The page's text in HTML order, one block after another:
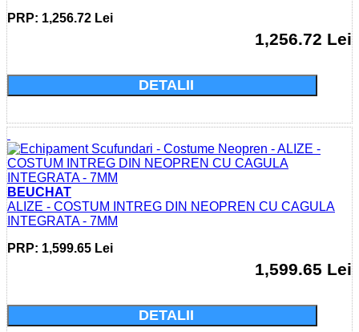
PRP: 1,256.72 Lei
1,256.72 Lei
DETALII
BEUCHAT
ALIZE - COSTUM INTREG DIN NEOPREN CU CAGULA
INTEGRATA - 7MM
PRP: 1,599.65 Lei
1,599.65 Lei
DETALII